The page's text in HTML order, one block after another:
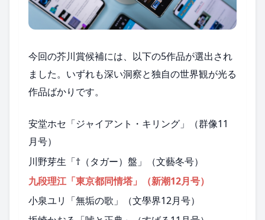
今回の芥川賞候補には、以下の5作品が選出され
ました。いずれも深い洞察と独自の世界観が光る
作品ばかりです。
安堂ホセ「ジャイアント・キリング」（群像11
月号）
川野芽生「†（タガー）盤」（文藝冬号）
九段理江「東京都同情塔」（新潮12月号）
小泉ユリ「無垢の歌」（文學界12月号）